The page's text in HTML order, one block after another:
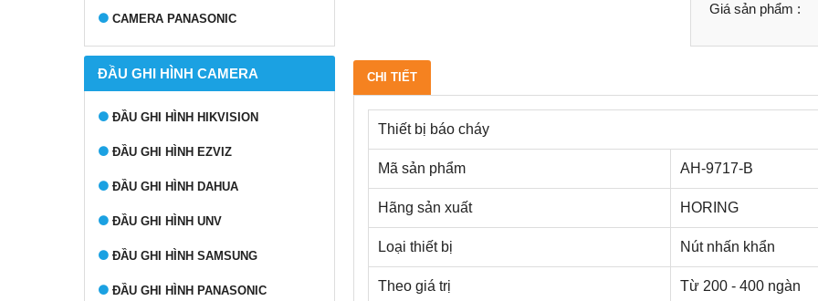
CAMERA PANASONIC
ĐẦU GHI HÌNH CAMERA
ĐẦU GHI HÌNH HIKVISION
ĐẦU GHI HÌNH EZVIZ
ĐẦU GHI HÌNH DAHUA
ĐẦU GHI HÌNH UNV
ĐẦU GHI HÌNH SAMSUNG
ĐẦU GHI HÌNH PANASONIC
Giá sản phẩm :
CHI TIẾT
Thiết bị báo cháy
Mã sản phẩm AH-9717-B
Hãng sản xuất HORING
Loại thiết bị Nút nhấn khẩn
Theo giá trị Từ 200 - 400 ngàn